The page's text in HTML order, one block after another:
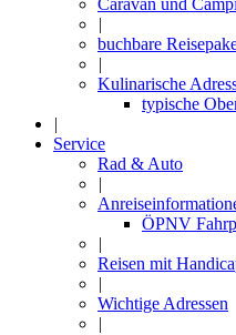
Caravan und
|
buchbare
|
Kulinarische
typische
|
Service
Rad & Auto
|
ÖPNV
|
Reisen mit
|
Wichtige Adressen
|